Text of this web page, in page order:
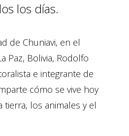
los días.
de Chuniavi, en el
Paz, Bolivia, Rodolfo
e integrante de
cómo se vive hoy
tierra, los animales y el